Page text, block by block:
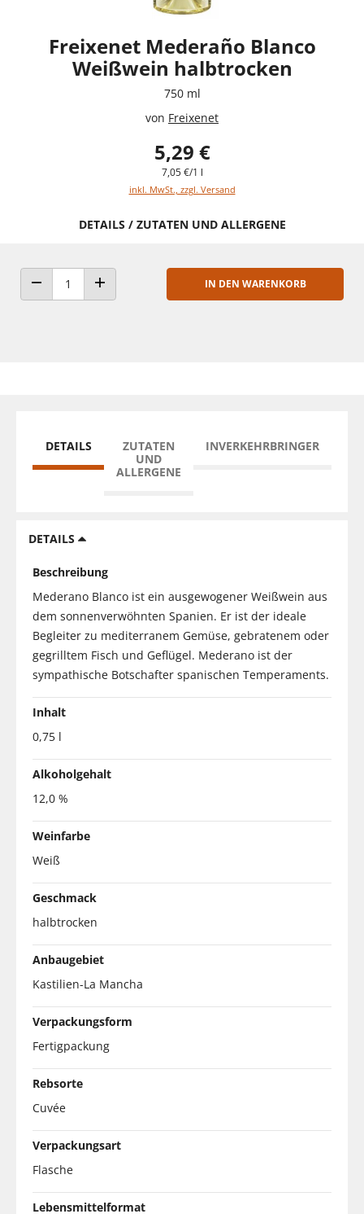
Freixenet Mederaño Blanco
Weißwein halbtrocken
750 ml
von Freixenet
5,29 €
7,05 €/1 l
inkl. MwSt., zzgl. Versand
DETAILS / ZUTATEN UND ALLERGENE
ANZAHL VERRINGERNANZAHL ERHÖHEN
IN DEN WARENKORB
DETAILS
ZUTATEN
UND
ALLERGENE
INVERKEHRBRINGER
DETAILS
Beschreibung
Mederano Blanco ist ein ausgewogener Weißwein aus
dem sonnenverwöhnten Spanien. Er ist der ideale
Begleiter zu mediterranem Gemüse, gebratenem oder
gegrilltem Fisch und Geflügel. Mederano ist der
sympathische Botschafter spanischen Temperaments.
Inhalt
0,75 l
Alkoholgehalt
12,0 %
Weinfarbe
Weiß
Geschmack
halbtrocken
Anbaugebiet
Kastilien-La Mancha
Verpackungsform
Fertigpackung
Rebsorte
Cuvée
Verpackungsart
Flasche
Lebensmittelformat